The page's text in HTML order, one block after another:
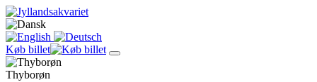
Køb billet
Thyborøn